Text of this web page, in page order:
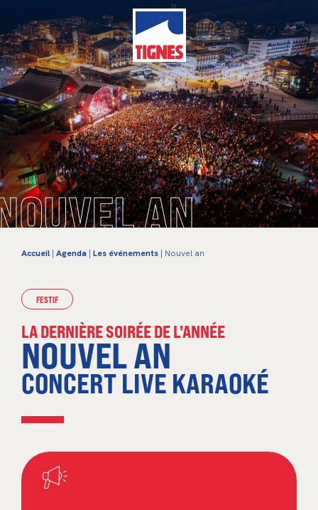
AN
Accueil | Agenda | Les événements | Nouvel an
FESTIF
LA DERNIÈRE SOIRÉE DE L'ANNÉE
NOUVEL AN
CONCERT LIVE KARAOKÉ